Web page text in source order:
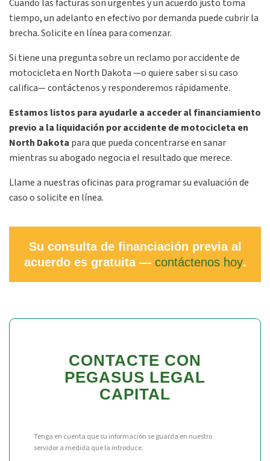
Cuando las facturas son urgentes y un acuerdo justo toma
tiempo, un adelanto en efectivo por demanda puede cubrir la
brecha. Solicite en línea para comenzar.
Si tiene una pregunta sobre un reclamo por accidente de
motocicleta en North Dakota —o quiere saber si su caso
califica— contáctenos y responderemos rápidamente.
Estamos listos para ayudarle a acceder al financiamiento
previo a la liquidación por accidente de motocicleta en
North Dakota para que pueda concentrarse en sanar
mientras su abogado negocia el resultado que merece.
Llame a nuestras oficinas para programar su evaluación de
caso o solicite en línea.
Su consulta de financiación previa al
acuerdo es gratuita — contáctenos hoy.
CONTACTE CON
PEGASUS LEGAL
CAPITAL
Tenga en cuenta que su información se guarda en nuestro
servidor a medida que la introduce.